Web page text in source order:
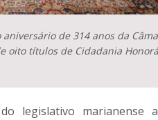
de 314 anos da
oito títulos de Cidadania
legislativo marianense